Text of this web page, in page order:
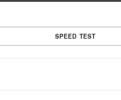
SPEED TEST